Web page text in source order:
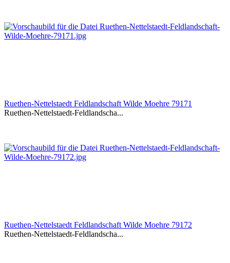
Ruethen-Nettelstaedt Feldlandschaft Wilde Moehre 79171
Ruethen-Nettelstaedt-Feldlandscha...
Ruethen-Nettelstaedt Feldlandschaft Wilde Moehre 79172
Ruethen-Nettelstaedt-Feldlandscha...